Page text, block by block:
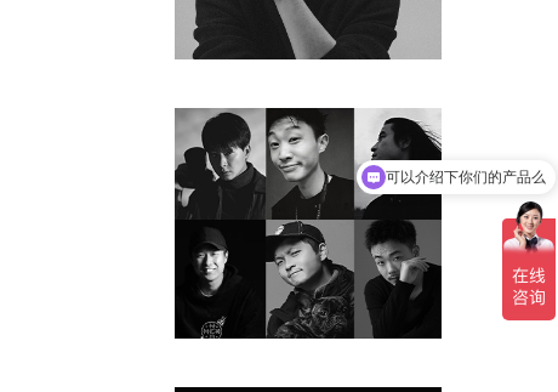
可以介绍下你们的产品么